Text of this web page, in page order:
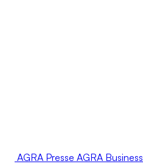
AGRA Presse AGRA Business